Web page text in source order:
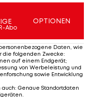
ist erlaubt
Abo
OPTIONEN
Daten, wie
die folgenden Zwecke:
auf einem Endgerät;
von Werbeleistung und
sowie Entwicklung
auch: Genaue Standortdaten